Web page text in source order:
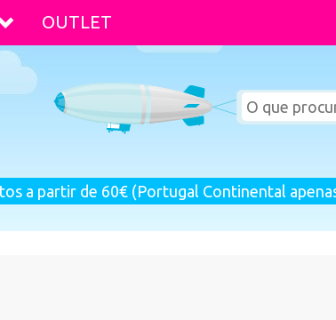
OUTLET
a partir de 60€ (Portugal Continental